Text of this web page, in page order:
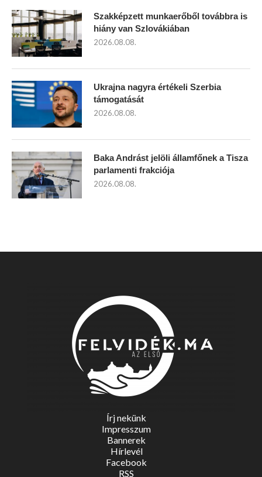
Szakképzett munkaerőből továbbra is
hiány van Szlovákiában
2026.08.08.
Ukrajna nagyra értékeli Szerbia
támogatását
2026.08.08.
Baka Andrást jelöli államfőnek a Tisza
parlamenti frakciója
2026.08.08.
Írj nekünk
Impresszum
Bannerek
Hírlevél
Facebook
RSS